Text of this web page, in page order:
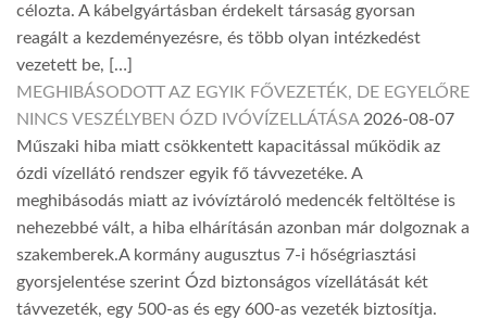
célozta. A kábelgyártásban érdekelt társaság gyorsan
reagált a kezdeményezésre, és több olyan intézkedést
vezetett be, […]
MEGHIBÁSODOTT AZ EGYIK FŐVEZETÉK, DE EGYELŐRE
NINCS VESZÉLYBEN ÓZD IVÓVÍZELLÁTÁSA 2026-08-07
Műszaki hiba miatt csökkentett kapacitással működik az
ózdi vízellátó rendszer egyik fő távvezetéke. A
meghibásodás miatt az ivóvíztároló medencék feltöltése is
nehezebbé vált, a hiba elhárításán azonban már dolgoznak a
szakemberek.A kormány augusztus 7-i hőségriasztási
gyorsjelentése szerint Ózd biztonságos vízellátását két
távvezeték, egy 500-as és egy 600-as vezeték biztosítja.